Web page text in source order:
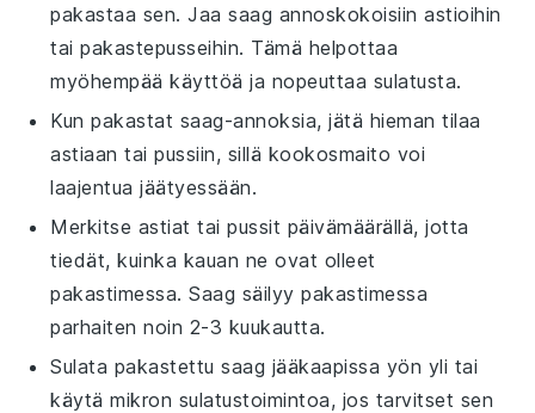
pakastaa sen. Jaasaag annoskokoisiin astioihin
tai pakastepusseihin. Tämä helpottaa
myöhempää käyttöä ja nopeuttaa sulatusta.
Kun pakastat saag-annoksia, jätä hieman tilaa
astiaan tai pussiin, sillä kookosmaito voi
laajentua jäätyessään.
Merkitse astiat tai pussit päivämäärällä, jotta
tiedät, kuinka kauan ne ovat olleet
pakastimessa.Saag säilyy pakastimessa
parhaiten noin 2-3 kuukautta.
Sulata pakastettusaag jääkaapissa yön yli tai
käytä mikron sulatustoimintoa, jos tarvitset sen